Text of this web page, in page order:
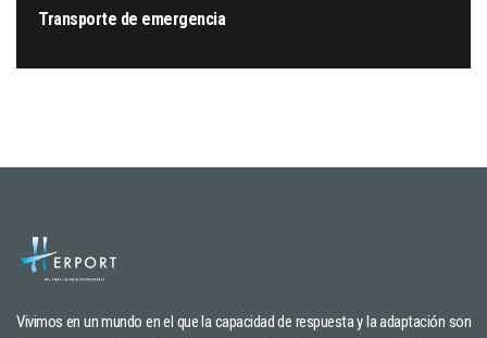
Transporte de emergencia
Vivimos en un mundo en el que la capacidad de respuesta y la adaptación son